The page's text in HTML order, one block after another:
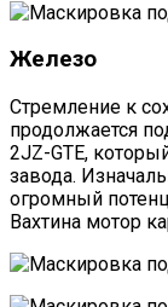
Железо
Стремление к
продолжается
2JZ-GTE,
завода.
огромный
Вахтина мотор